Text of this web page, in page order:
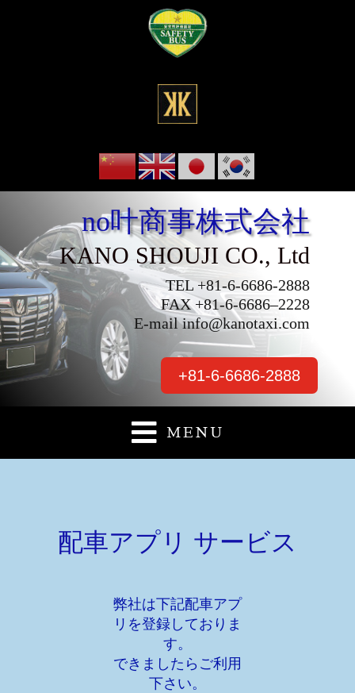
no叶商事株式会社
KANO SHOUJI CO., Ltd
TEL +81-6-6686-2888
FAX +81-6-6686–2228
E-mailinfo@kanotaxi.com
+81-6-6686-2888
 MENU
配車アプリ サービス
弊社は下記配車アプ
リを登録しておりま
す。
できましたらご利用
下さい。